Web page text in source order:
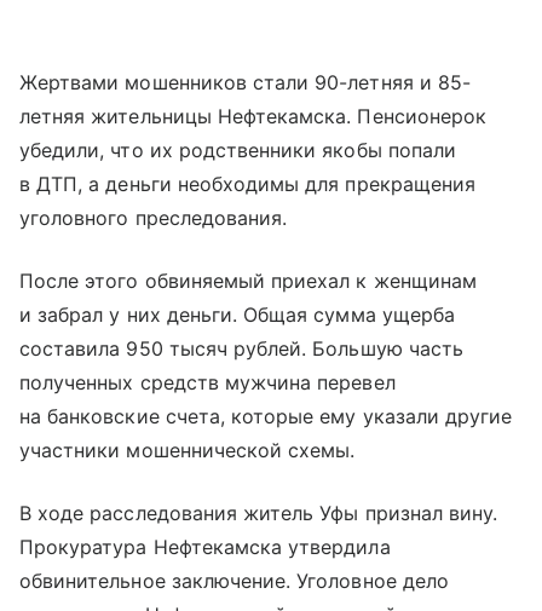
Жертвами мошенников стали 90-летняя и 85-
летняя жительницы Нефтекамска. Пенсионерок
убедили, что их родственники якобы попали
в ДТП, а деньги необходимы для прекращения
уголовного преследования.
После этого обвиняемый приехал к женщинам
и забрал у них деньги. Общая сумма ущерба
составила 950 тысяч рублей. Большую часть
полученных средств мужчина перевел
на банковские счета, которые ему указали другие
участники мошеннической схемы.
В ходе расследования житель Уфы признал вину.
Прокуратура Нефтекамска утвердила
обвинительное заключение. Уголовное дело